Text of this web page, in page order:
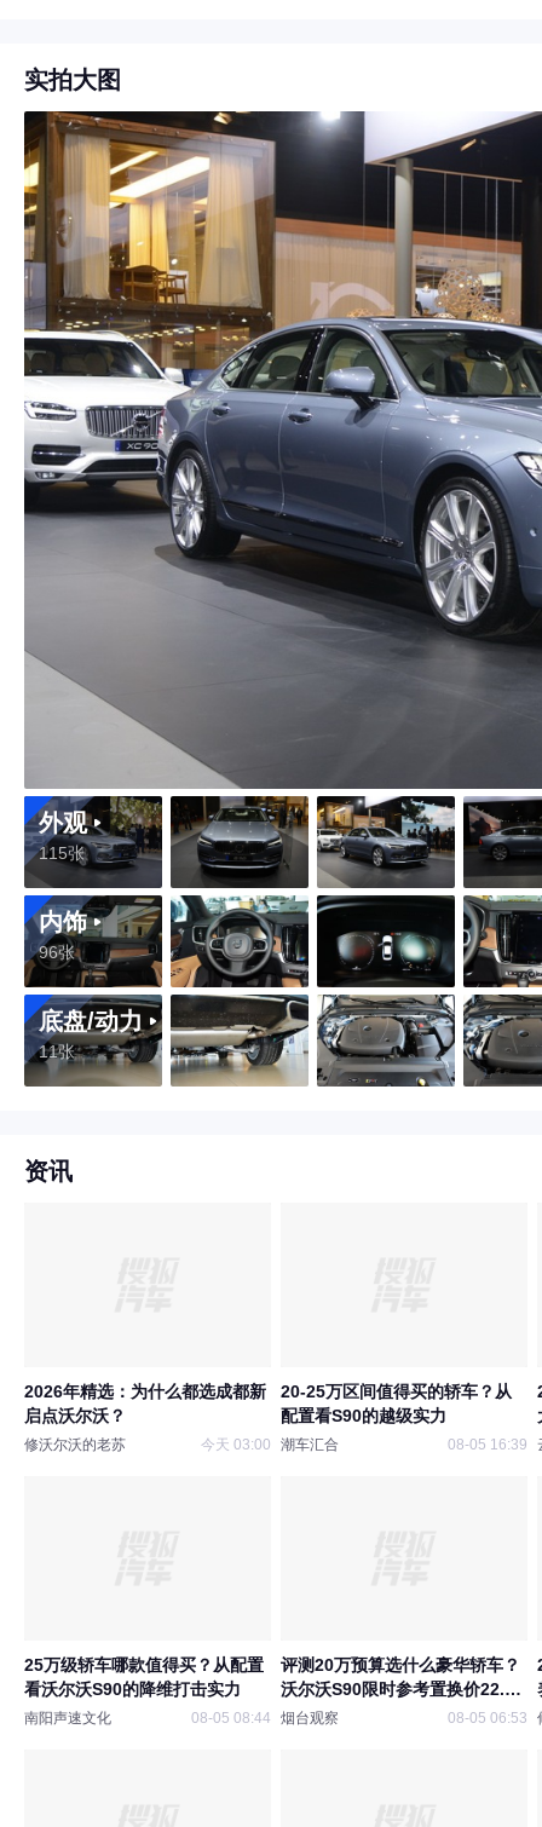
实拍大图
外观
115张
内饰
96张
底盘/动力
11张
资讯
2026年精选：为什么都选成都新
启点沃尔沃？
修沃尔沃的老苏 今天 03:00
20-25万区间值得买的轿车？从
配置看S90的越级实力
潮车汇合 08-05 16:39
25万级轿车哪款值得买？从配置
看沃尔沃S90的降维打击实力
南阳声速文化 08-05 08:44
评测20万预算选什么豪华轿车？
沃尔沃S90限时参考置换价22.99
万起！
烟台观察 08-05 06:53